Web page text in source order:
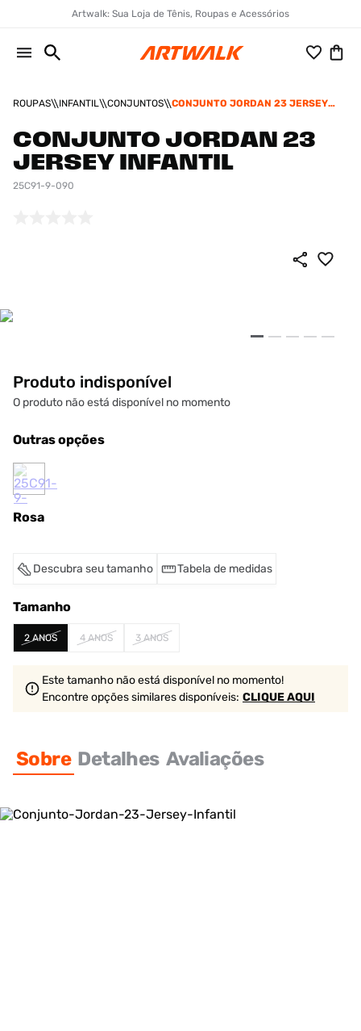
Artwalk: Sua Loja de Tênis, Roupas e Acessórios
ROUPAS INFANTIL CONJUNTOS
CONJUNTO JORDAN 23 JERSEY
CONJUNTO JORDAN 23
JERSEY INFANTIL
25C91-9-090
Produto indisponível
O produto não está disponível no momento
Outras opções
Rosa
Descubra seu tamanho Tabela de medidas
Tamanho
2 ANOS 4 ANOS 3 ANOS
Este tamanho não está disponível no momento!
Encontre opções similaresdisponíveis: CLIQUE AQUI
Sobre Detalhes Avaliações